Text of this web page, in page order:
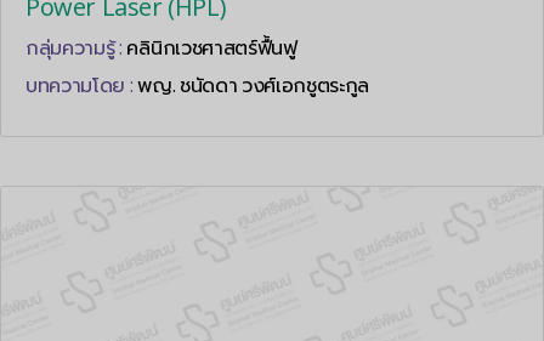
Power Laser (HPL)
กลุ่มความรู้ : คลินิกเวชศาสตร์ฟื้นฟู
บทความโดย :พญ. ชนัดดา วงศ์เอกชูตระกูล